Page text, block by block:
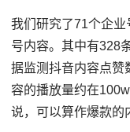
我们研究了71个企
号内容。其中有328
据监测抖音内容点赞
容的播放量约在
说，可以算作爆款的